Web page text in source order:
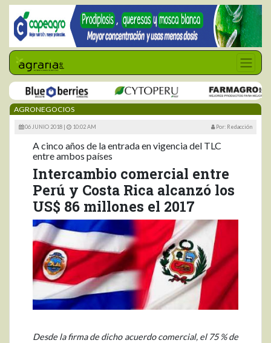
AGRONEGOCIOS
06 JUNIO 2018 | 10:02 AM Por: Redacción
A cinco años de la entrada en vigencia del TLC
entre ambos países
Intercambio comercial entre
Perú y Costa Rica alcanzó los
US$ 86 millones el 2017
Desde la firma de dicho acuerdo comercial, el 75 % de